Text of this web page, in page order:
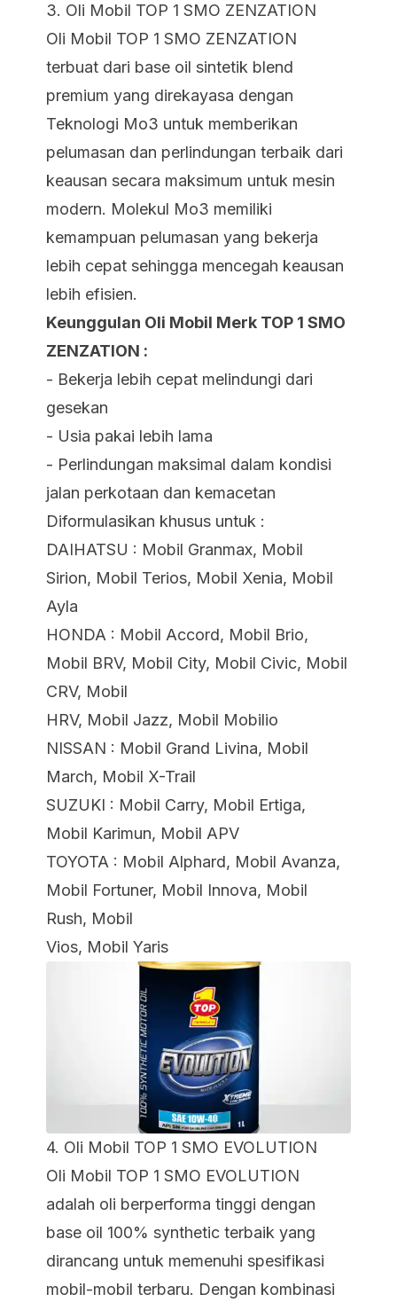
3. Oli Mobil TOP 1 SMO ZENZATION
Oli Mobil TOP 1 SMO ZENZATION
terbuat dari base oil sintetik blend
premium yang direkayasa dengan
Teknologi Mo3 untuk memberikan
pelumasan dan perlindungan terbaik dari
keausan secara maksimum untuk mesin
modern. Molekul Mo3 memiliki
kemampuan pelumasan yang bekerja
lebih cepat sehingga mencegah keausan
lebih efisien.
Keunggulan Oli Mobil Merk TOP 1 SMO
ZENZATION :
- Bekerja lebih cepat melindungi dari
gesekan
- Usia pakai lebih lama
- Perlindungan maksimal dalam kondisi
jalan perkotaan dan kemacetan
Diformulasikan khusus untuk :
DAIHATSU : Mobil Granmax, Mobil
Sirion, Mobil Terios, Mobil Xenia, Mobil
Ayla
HONDA : Mobil Accord, Mobil Brio,
Mobil BRV, Mobil City, Mobil Civic, Mobil
CRV, Mobil
HRV, Mobil Jazz, Mobil Mobilio
NISSAN : Mobil Grand Livina, Mobil
March, Mobil X-Trail
SUZUKI : Mobil Carry, Mobil Ertiga,
Mobil Karimun, Mobil APV
TOYOTA : Mobil Alphard, Mobil Avanza,
Mobil Fortuner, Mobil Innova, Mobil
Rush, Mobil
Vios, Mobil Yaris
4. Oli Mobil TOP 1 SMO EVOLUTION
Oli Mobil TOP 1 SMO EVOLUTION
adalah oli berperforma tinggi dengan
base oil 100% synthetic terbaik yang
dirancang untuk memenuhi spesifikasi
mobil-mobil terbaru. Dengan kombinasi